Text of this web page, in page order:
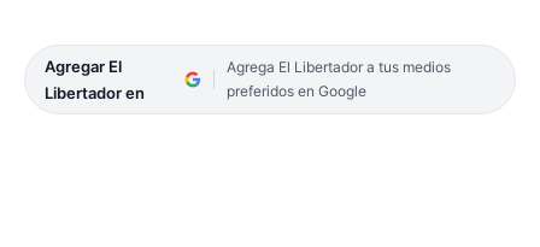
Agregar El
Libertador en
Agrega El Libertador a tus medios
preferidos en Google